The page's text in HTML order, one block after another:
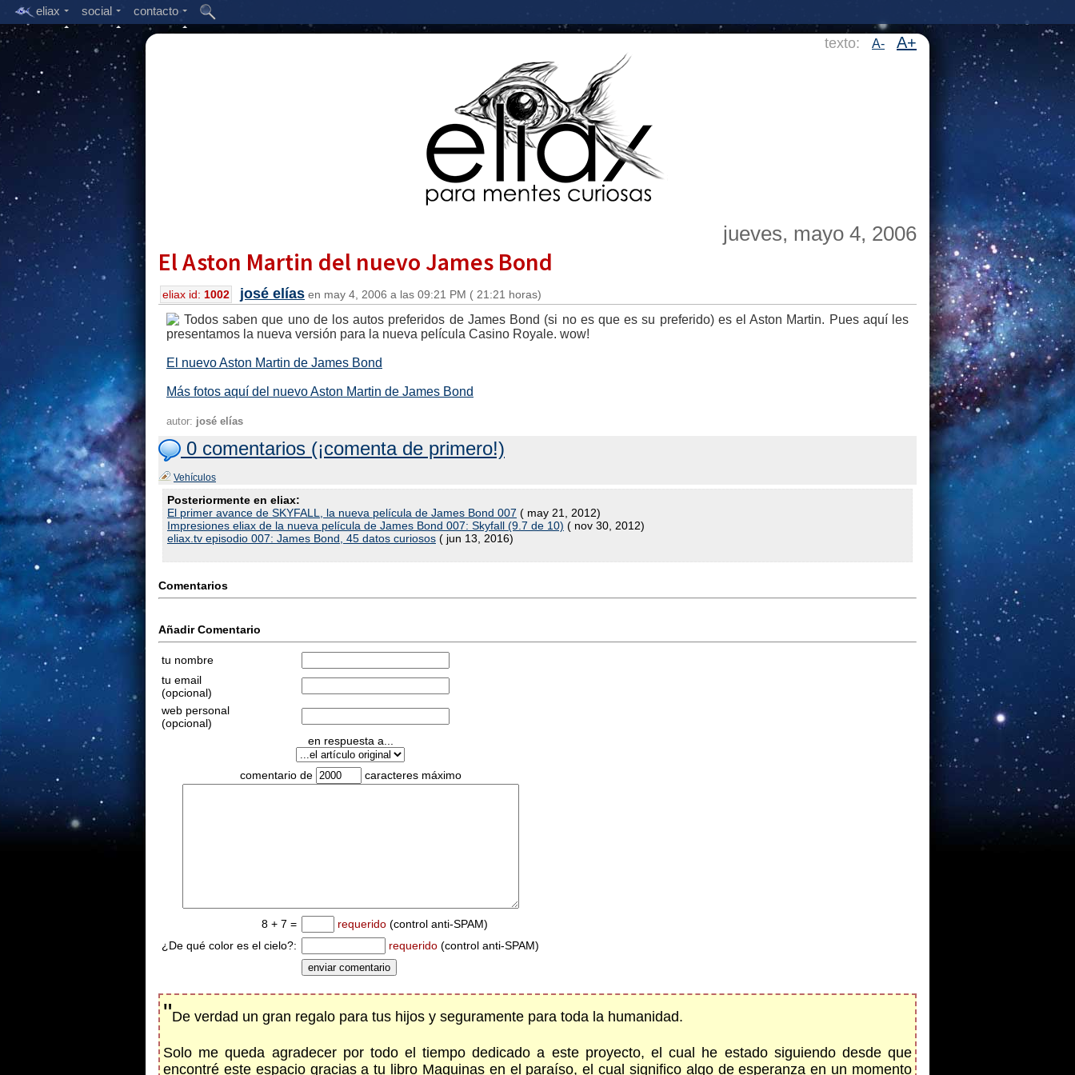
eliax social contacto
texto: A- A+
jueves, mayo 4, 2006
El Aston Martin del nuevo James Bond
eliax id: 1002 josé elías en may 4, 2006 a las 09:21 PM ( 21:21 horas)
Todos saben que uno de los autos preferidos de James Bond (si no es que es su preferido) es el Aston Martin. Pues aquí les
presentamos la nueva versión para la nueva película Casino Royale. wow!
El nuevo Aston Martin de James Bond
Más fotos aquí del nuevo Aston Martin de James Bond
autor: josé elías
0 comentarios (¡comenta de primero!)
Vehículos
Posteriormente en eliax:
El primer avance de SKYFALL, la nueva película de James Bond 007 ( may 21, 2012)
Impresiones eliax de la nueva película de James Bond 007: Skyfall (9.7 de 10) ( nov 30, 2012)
eliax.tv episodio 007: James Bond, 45 datos curiosos ( jun 13, 2016)
Comentarios
Añadir Comentario
tu nombre
tu email
(opcional)
web personal
(opcional)
en respuesta a...
comentario de caracteres máximo
8 + 7 = requerido (control anti-SPAM)
¿De qué color es el cielo?:
requerido (control anti-SPAM)
"De verdad un gran regalo para tus hijos y seguramente para toda la humanidad.
Solo me queda agradecer por todo el tiempo dedicado a este proyecto, el cual he estado siguiendo desde que
encontré este espacio gracias a tu libro Maquinas en el paraíso, el cual significo algo de esperanza en un momento